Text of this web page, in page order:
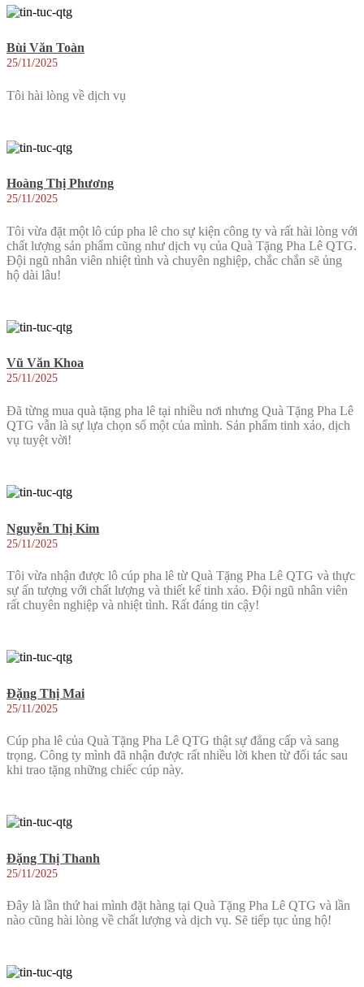
Bùi Văn Toàn
25/11/2025
Tôi hài lòng về dịch vụ
Hoàng Thị Phương
25/11/2025
Tôi vừa đặt một lô cúp pha lê cho sự kiện công ty và rất hài lòng với
chất lượng sản phẩm cũng như dịch vụ của Quà Tặng Pha Lê QTG.
Đội ngũ nhân viên nhiệt tình và chuyên nghiệp, chắc chắn sẽ ủng
hộ dài lâu!
Vũ Văn Khoa
25/11/2025
Đã từng mua quà tặng pha lê tại nhiều nơi nhưng Quà Tặng Pha Lê
QTG vẫn là sự lựa chọn số một của mình. Sản phẩm tinh xảo, dịch
vụ tuyệt vời!
Nguyễn Thị Kim
25/11/2025
Tôi vừa nhận được lô cúp pha lê từ Quà Tặng Pha Lê QTG và thực
sự ấn tượng với chất lượng và thiết kế tinh xảo. Đội ngũ nhân viên
rất chuyên nghiệp và nhiệt tình. Rất đáng tin cậy!
Đặng Thị Mai
25/11/2025
Cúp pha lê của Quà Tặng Pha Lê QTG thật sự đẳng cấp và sang
trọng. Công ty mình đã nhận được rất nhiều lời khen từ đối tác sau
khi trao tặng những chiếc cúp này.
Đặng Thị Thanh
25/11/2025
Đây là lần thứ hai mình đặt hàng tại Quà Tặng Pha Lê QTG và lần
nào cũng hài lòng về chất lượng và dịch vụ. Sẽ tiếp tục ủng hộ!